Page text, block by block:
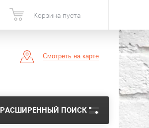
Корзина пуста
Смотреть на карте
РАСШИРЕННЫЙ ПОИСК